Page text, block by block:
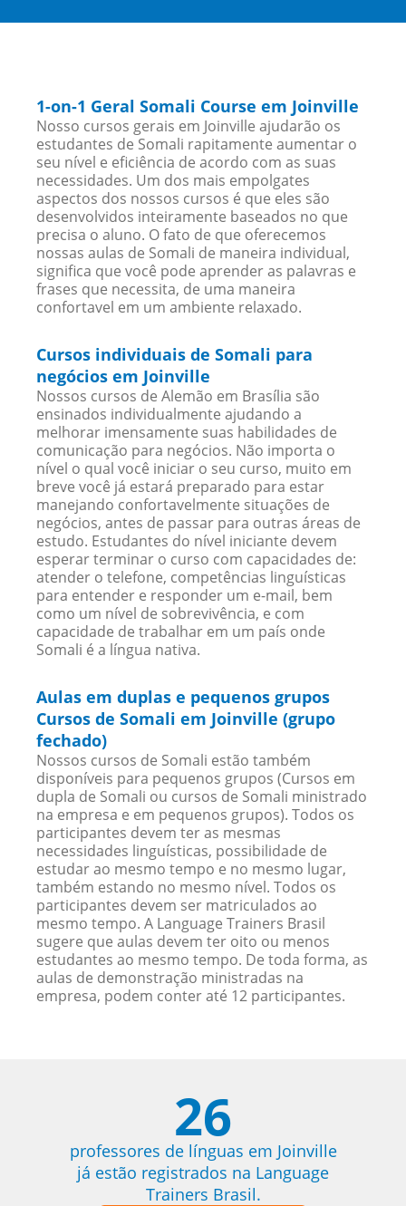
1-on-1 Geral Somali Course em Joinville
Nosso cursos gerais em Joinville ajudarão os
estudantes de Somali rapitamente aumentar o
seu nível e eficiência de acordo com as suas
necessidades. Um dos mais empolgates
aspectos dos nossos cursos é que eles são
desenvolvidos inteiramente baseados no que
precisa o aluno. O fato de que oferecemos
nossas aulas de Somali de maneira individual,
significa que você pode aprender as palavras e
frases que necessita, de uma maneira
confortavel em um ambiente relaxado.
Cursos individuais de Somali para
negócios em Joinville
Nossos cursos de Alemão em Brasília são
ensinados individualmente ajudando a
melhorar imensamente suas habilidades de
comunicação para negócios. Não importa o
nível o qual você iniciar o seu curso, muito em
breve você já estará preparado para estar
manejando confortavelmente situações de
negócios, antes de passar para outras áreas de
estudo. Estudantes do nível iniciante devem
esperar terminar o curso com capacidades de:
atender o telefone, competências linguísticas
para entender e responder um e-mail, bem
como um nível de sobrevivência, e com
capacidade de trabalhar em um país onde
Somali é a língua nativa.
Aulas em duplas e pequenos grupos
Cursos de Somali em Joinville (grupo
fechado)
Nossos cursos de Somali estão também
disponíveis para pequenos grupos (Cursos em
dupla de Somali ou cursos de Somali ministrado
na empresa e em pequenos grupos). Todos os
participantes devem ter as mesmas
necessidades linguísticas, possibilidade de
estudar ao mesmo tempo e no mesmo lugar,
também estando no mesmo nível. Todos os
participantes devem ser matriculados ao
mesmo tempo. A Language Trainers Brasil
sugere que aulas devem ter oito ou menos
estudantes ao mesmo tempo. De toda forma, as
aulas de demonstração ministradas na
empresa, podem conter até 12 participantes.
26
professores de línguas em Joinville
já estão registrados na Language
Trainers Brasil.